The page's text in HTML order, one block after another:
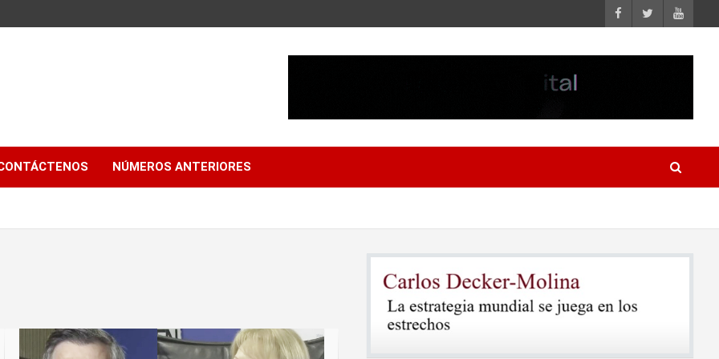
NÚMEROS ANTERIORES